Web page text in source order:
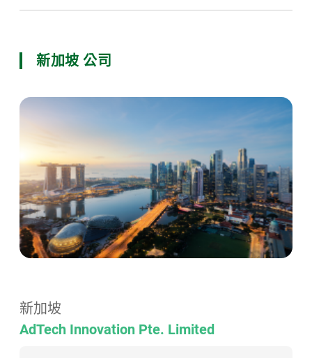
新加坡 公司
新加坡
AdTech Innovation Pte. Limited